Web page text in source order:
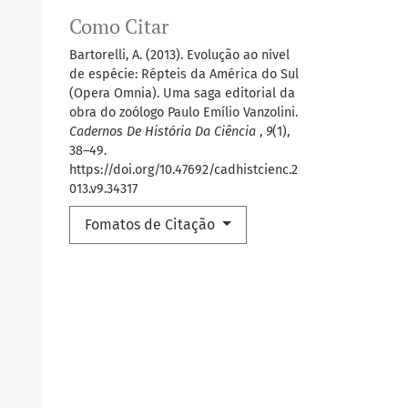
Como Citar
Bartorelli, A. (2013). Evolução ao nível
de espécie: Répteis da América do Sul
(Opera Omnia). Uma saga editorial da
obra do zoólogo Paulo Emílio Vanzolini.
Cadernos De História Da Ciência , 9(1),
38–49.
https://doi.org/10.47692/cadhistcienc.2
013.v9.34317
Fomatos de Citação